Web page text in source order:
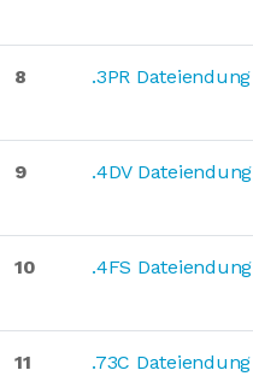
8 .3PR Dateiendung
9 .4DV Dateiendung
10 .4FS Dateiendung
11 .73C Dateiendung